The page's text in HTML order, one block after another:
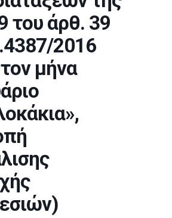
του άρθ. 39
2016
μήνα